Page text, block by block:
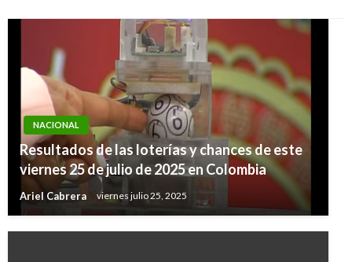
NACIONAL
Resultados de las loterías y chances de este
viernes 25 de julio de 2025 en Colombia
Ariel Cabrera viernes julio 25, 2025